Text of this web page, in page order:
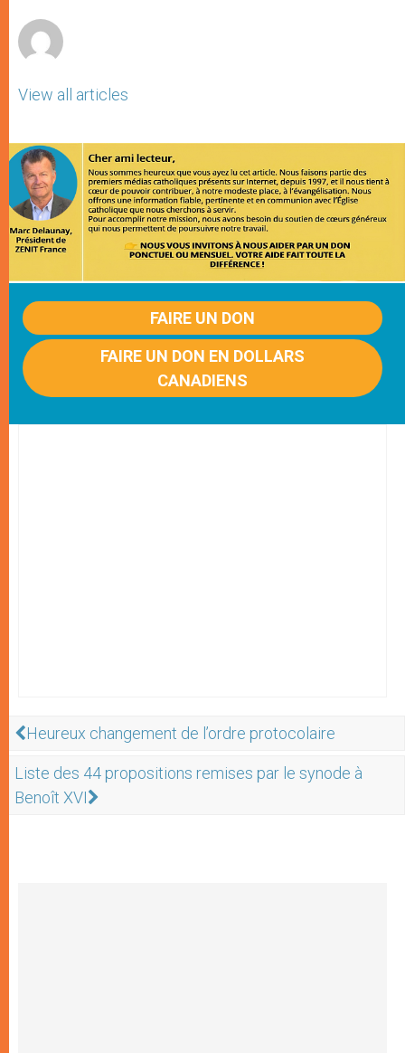
View all articles
FAIRE UN DON
FAIRE UN DON EN DOLLARS
CANADIENS
Heureux changement de l’ordre protocolaire
Liste des 44 propositions remises par le synode à
Benoît XVI